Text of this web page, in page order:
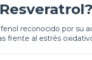
reconocido por su
frente al estrés